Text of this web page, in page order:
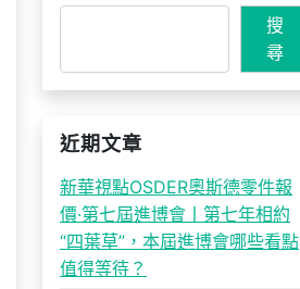
搜
尋
近期文章
新華視點OSDER奧斯德零件報
價·第七屆進博會丨第七年相約
“四葉草”，本屆進博會哪些看點
值得等待？